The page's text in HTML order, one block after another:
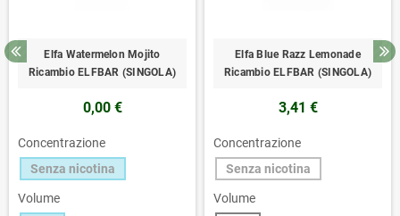
Elfa Watermelon Mojito
Ricambio ELFBAR (SINGOLA)
0,00 €
Concentrazione
Senza nicotina
Volume
Elfa Blue Razz Lemonade
Ricambio ELFBAR (SINGOLA)
3,41 €
Concentrazione
Senza nicotina
Volume